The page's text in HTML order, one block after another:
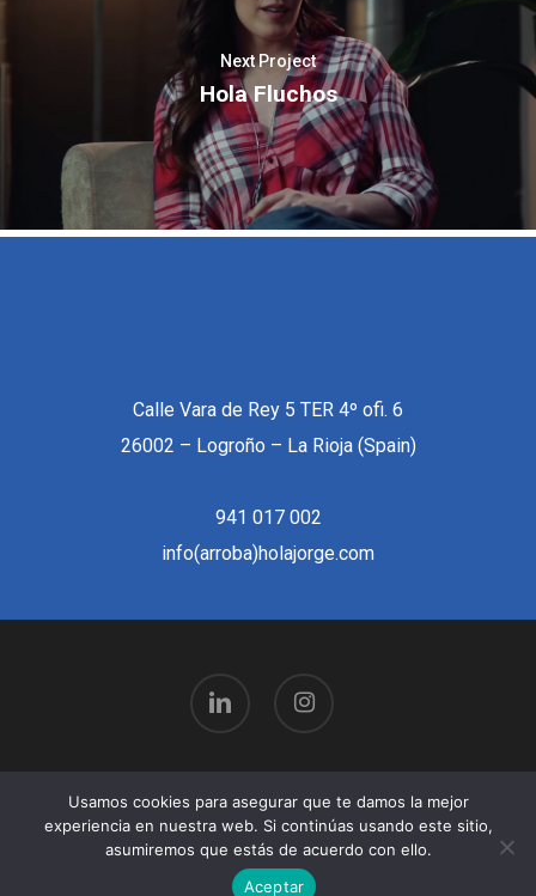
Next Project
Hola Fluchos
Calle Vara de Rey 5 TER 4º ofi. 6
26002 – Logroño – La Rioja (Spain)
941 017 002
info(arroba)holajorge.com
© 2026 Hola Jorge | Publicidad, Comunicación y
Marketing | Logroño.
Usamos cookies para asegurar que te damos la mejor
experiencia en nuestra web. Si continúas usando este sitio,
asumiremos que estás de acuerdo con ello.
Aceptar